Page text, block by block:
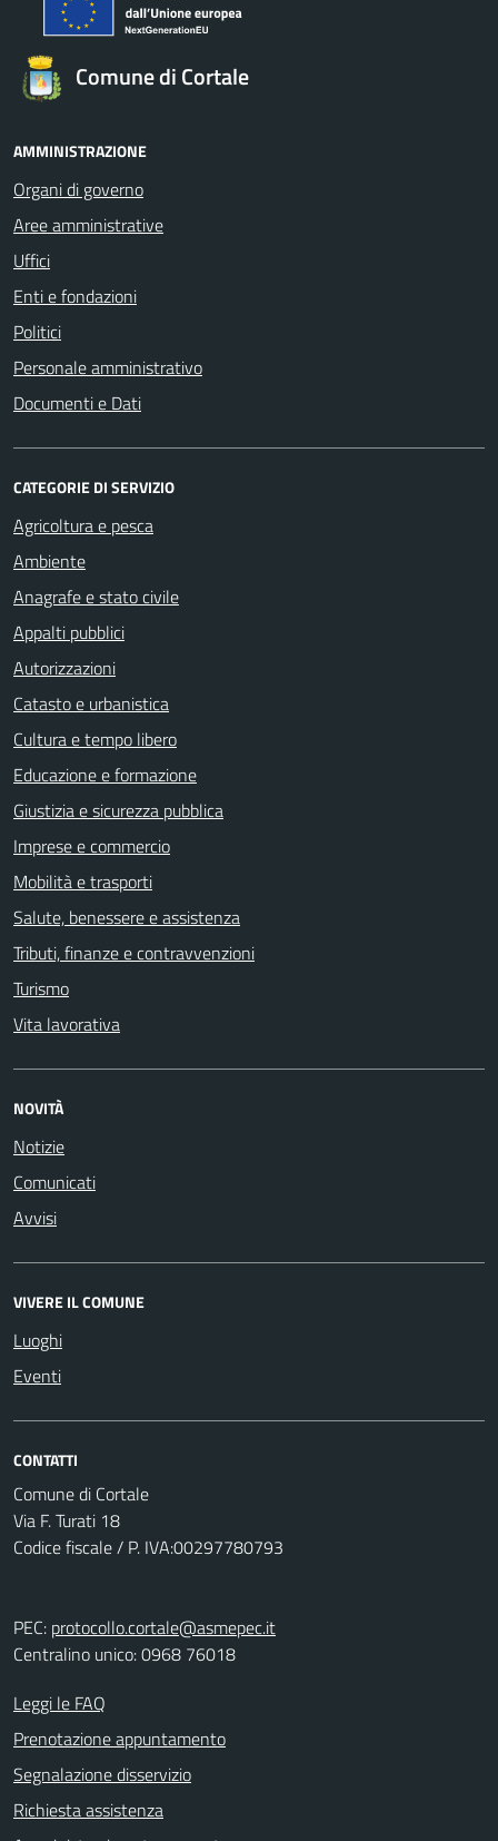
Comune di Cortale
AMMINISTRAZIONE
Organi di governo
Aree amministrative
Uffici
Enti e fondazioni
Politici
Personale amministrativo
Documenti e Dati
CATEGORIE DI SERVIZIO
Agricoltura e pesca
Ambiente
Anagrafe e stato civile
Appalti pubblici
Autorizzazioni
Catasto e urbanistica
Cultura e tempo libero
Educazione e formazione
Giustizia e sicurezza pubblica
Imprese e commercio
Mobilità e trasporti
Salute, benessere e assistenza
Tributi, finanze e contravvenzioni
Turismo
Vita lavorativa
NOVITÀ
Notizie
Comunicati
Avvisi
VIVERE IL COMUNE
Luoghi
Eventi
CONTATTI
Comune di Cortale
Via F. Turati 18
Codice fiscale / P. IVA:00297780793
PEC: protocollo.cortale@asmepec.it
Centralino unico: 0968 76018
Leggi le FAQ
Prenotazione appuntamento
Segnalazione disservizio
Richiesta assistenza